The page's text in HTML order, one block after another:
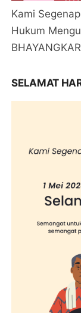
Kami
Hukum
SELAMAT